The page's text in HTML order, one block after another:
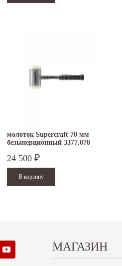
молоток Supercraft 70 мм
безынерционный 3377.070
24 500 ₽
МАГАЗИН